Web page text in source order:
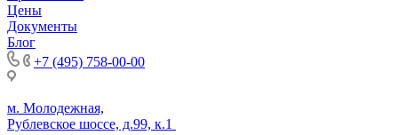
Цены
Документы
Блог
+7 (495) 758-00-00
м. Молодежная,
Рублевское шоссе, д.99, к.1